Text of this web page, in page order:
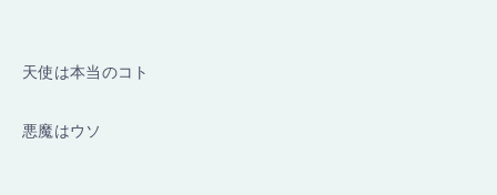
天使は本当のコト
悪魔はウソ